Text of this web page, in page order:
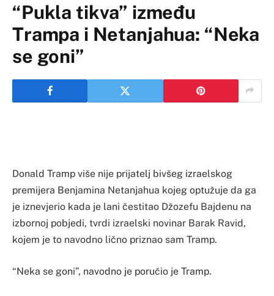
“Pukla tikva” između
Trampa i Netanjahua: “Neka
se goni”
Donald Tramp više nije prijatelj bivšeg izraelskog
premijera Benjamina Netanjahua kojeg optužuje da ga
je iznevjerio kada je lani čestitao Džozefu Bajdenu na
izbornoj pobjedi, tvrdi izraelski novinar Barak Ravid,
kojem je to navodno lično priznao sam Tramp.
“Neka se goni”, navodno je poručio je Tramp.